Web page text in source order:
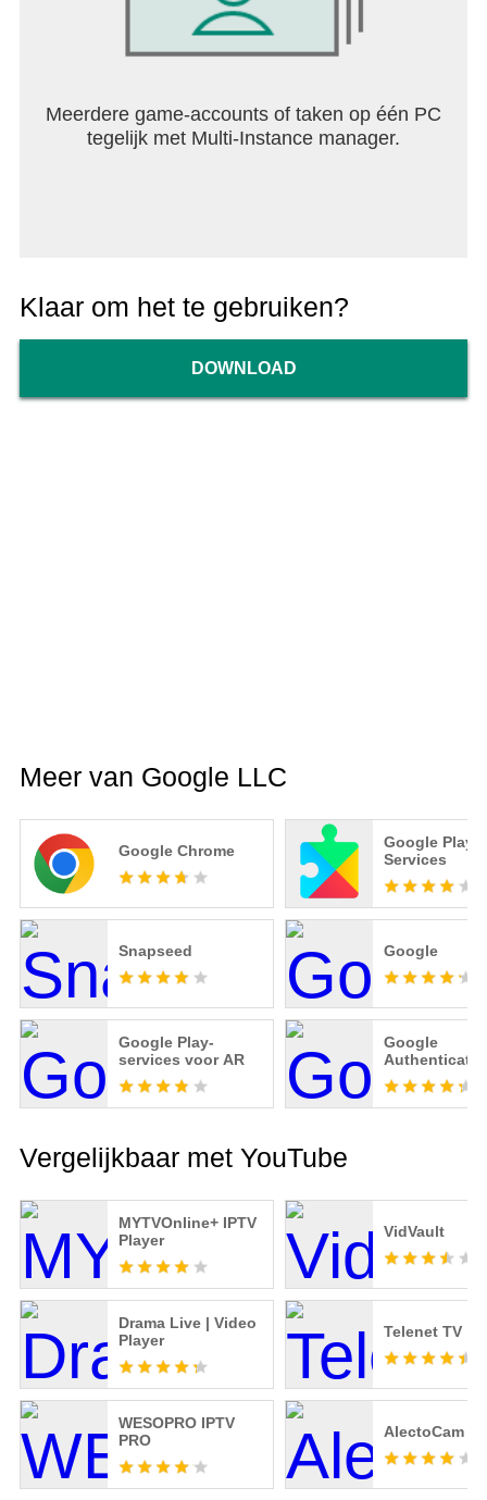
Meerdere game-accounts of taken op één PC
tegelijk met Multi-Instance manager.
Klaar om het te gebruiken?
DOWNLOAD
Meer van Google LLC
Google Chrome
Google Play
Services
Snapseed Google
Google Play-
services voor AR
Google
Authenticator
Vergelijkbaar met YouTube
MYTVOnline+ IPTV
Player
VidVault
Drama Live | Video
Player
Telenet TV
WESOPRO IPTV
PRO
AlectoCam